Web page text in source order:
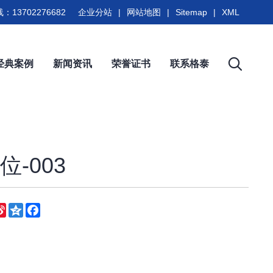
典案例 新闻资讯 荣誉证书 联系格泰
13702276682 企业分站 | 网站地图 | Sitemap | XML
-003
Sina
Weibo
QzoneFacebook